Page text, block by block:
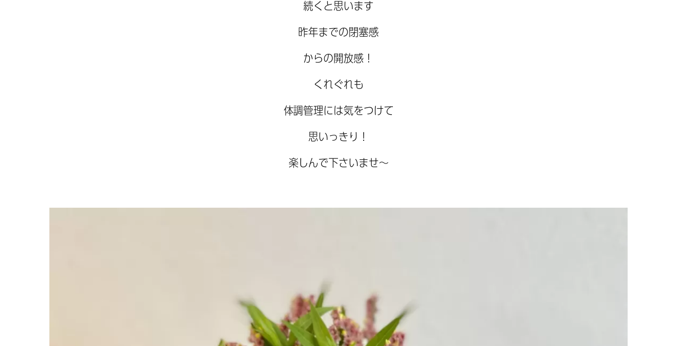
続くと思います
昨年までの閉塞感
からの開放感！
くれぐれも
体調管理には気をつけて
思いっきり！
楽しんで下さいませ〜